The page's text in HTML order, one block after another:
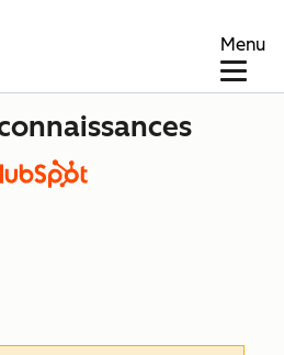
Menu